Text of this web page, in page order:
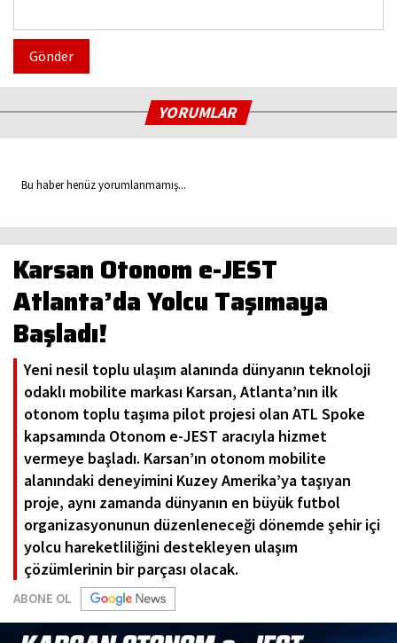
Gönder
YORUMLAR
Bu haber henüz yorumlanmamış...
Karsan Otonom e-JEST
Atlanta’da Yolcu Taşımaya
Başladı!
Yeni nesil toplu ulaşım alanında dünyanın teknoloji
odaklı mobilite markası Karsan, Atlanta’nın ilk
otonom toplu taşıma pilot projesi olan ATL Spoke
kapsamında Otonom e-JEST aracıyla hizmet
vermeye başladı. Karsan’ın otonom mobilite
alanındaki deneyimini Kuzey Amerika’ya taşıyan
proje, aynı zamanda dünyanın en büyük futbol
organizasyonunun düzenleneceği dönemde şehir içi
yolcu hareketliliğini destekleyen ulaşım
çözümlerinin bir parçası olacak.
ABONE OL